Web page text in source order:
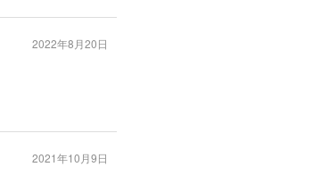
2022年8月20日
2021年10月9日